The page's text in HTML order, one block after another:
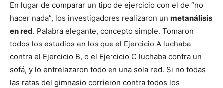
En lugar de comparar un tipo de ejercicio con el de “no
hacer nada”, los investigadores realizaron un metanálisis
en red. Palabra elegante, concepto simple. Tomaron
todos los estudios en los que el Ejercicio A luchaba
contra el Ejercicio B, o el Ejercicio C luchaba contra un
sofá, y lo entrelazaron todo en una sola red. Si no todas
las ratas del gimnasio corrieron contra todos los